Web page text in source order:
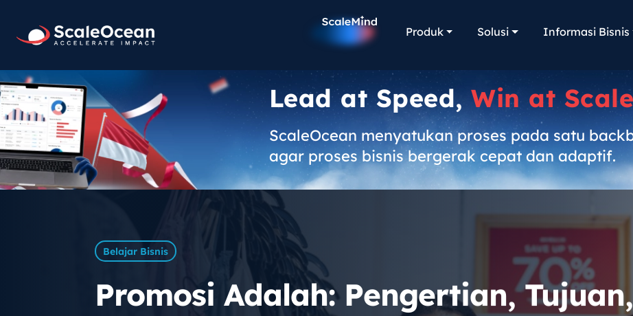
Produk Solusi Informasi Bisnis
Lead at Speed,Win at Scale
ScaleOcean menyatukan proses pada satu
agar proses bisnis bergerak cepat dan adaptif.
Belajar Bisnis
Promosi Adalah: Pengertian,